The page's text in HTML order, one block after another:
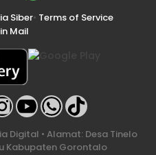
Siber• Terms of Service
Mail
Digital • Alamat: Desa Tinelo
Kabupaten Gorontalo